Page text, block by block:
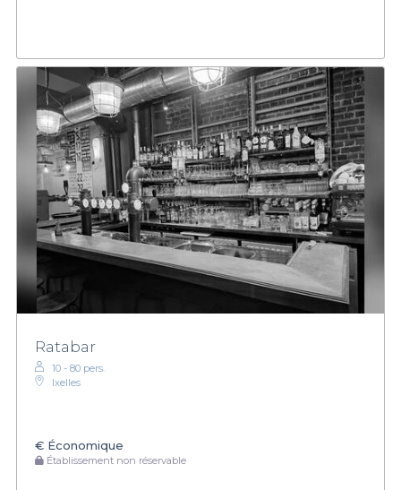
Ratabar
10 - 80 pers.
Ixelles
€ Économique
Établissement non réservable